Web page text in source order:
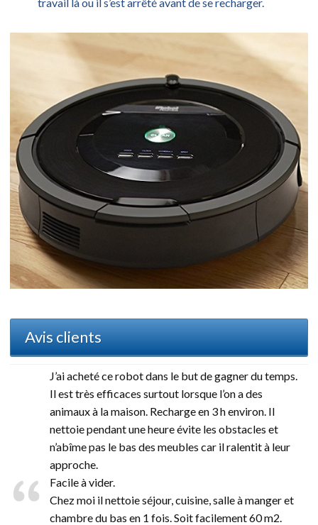
Avis clients
J’ai acheté ce robot dans le but de gagner du temps.
Il est très efficaces surtout lorsque l’on a des
animaux à la maison. Recharge en 3 h environ. Il
nettoie pendant une heure évite les obstacles et
n’abîme pas le bas des meubles car il ralentit à leur
approche.
Facile à vider.
Chez moi il nettoie séjour, cuisine, salle à manger et
chambre du bas en 1 fois. Soit facilement 60 m2.